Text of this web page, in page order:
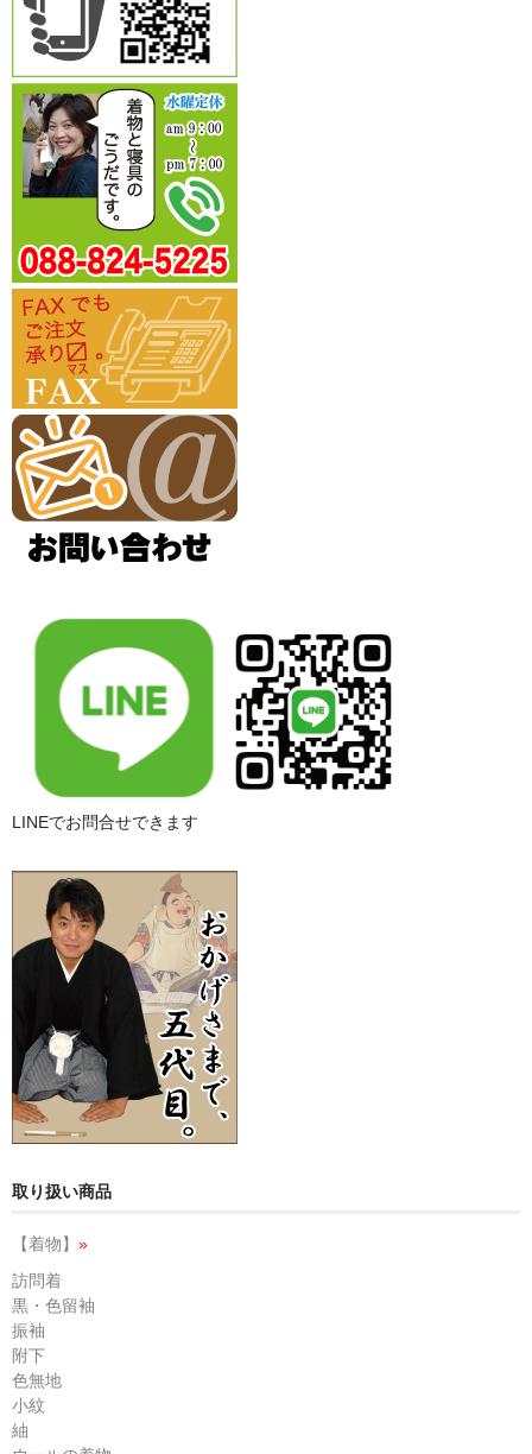
LINEでお問合せできます
取り扱い商品
【着物】 »
訪問着
黒・色留袖
振袖
附下
色無地
小紋
紬